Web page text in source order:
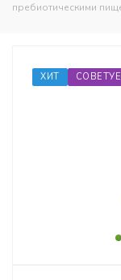
пребиотическими
ХИТ